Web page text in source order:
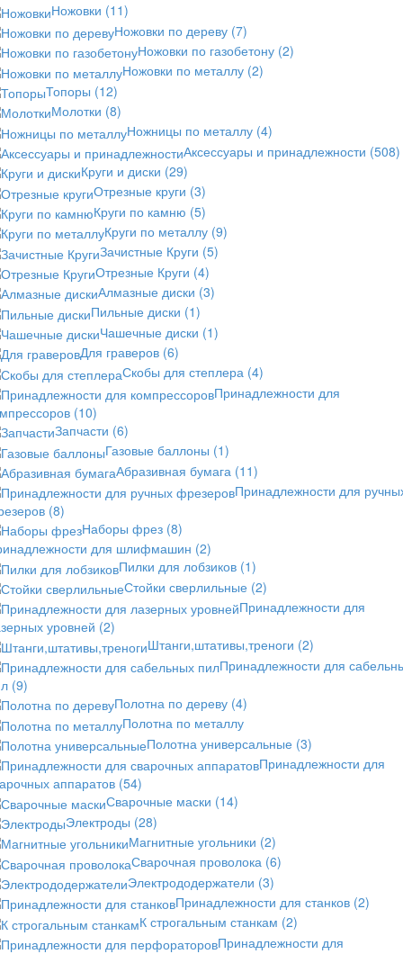
Ножовки (11)
Ножовки по дереву (7)
Ножовки по газобетону (2)
Ножовки по металлу (2)
Топоры (12)
Молотки (8)
Ножницы по металлу (4)
Аксессуары и принадлежности (508)
Круги и диски (29)
Отрезные круги (3)
Круги по камню (5)
Круги по металлу (9)
Зачистные Круги (5)
Отрезные Круги (4)
Алмазные диски (3)
Пильные диски (1)
Чашечные диски (1)
Для граверов (6)
Скобы для степлера (4)
Принадлежности для
(10)
Запчасти (6)
Газовые баллоны (1)
Абразивная бумага (11)
Принадлежности для
(8)
Наборы фрез (8)
для шлифмашин (2)
Пилки для лобзиков (1)
Стойки сверлильные (2)
Принадлежности для
уровней (2)
Штанги,штативы,треноги (2)
Принадлежности для
(9)
Полотна по дереву (4)
Полотна по металлу
Полотна универсальные (3)
Принадлежности для
аппаратов (54)
Сварочные маски (14)
Электроды (28)
Магнитные угольники (2)
Сварочная проволока (6)
Электрододержатели (3)
Принадлежности для станков (2)
К строгальным станкам (2)
Принадлежности для